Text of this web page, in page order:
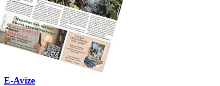
E-Avīze